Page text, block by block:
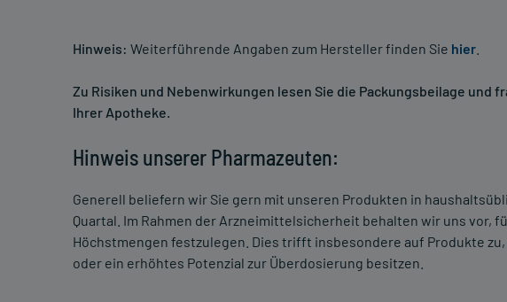
Hinweis: Weiterführende Angaben zum Hersteller finden Sie hier
Zu Risiken und Nebenwirkungen lesen Sie die Packungsbeilage und
Ihrer Apotheke.
Hinweis unserer Pharmazeuten:
Generell beliefern wir Sie gern mit unseren Produkten in
Quartal. Im Rahmen der Arzneimittelsicherheit behalten wir uns vor,
Höchstmengen festzulegen. Dies trifft insbesondere auf Produkte
oder ein erhöhtes Potenzial zur Überdosierung besitzen.